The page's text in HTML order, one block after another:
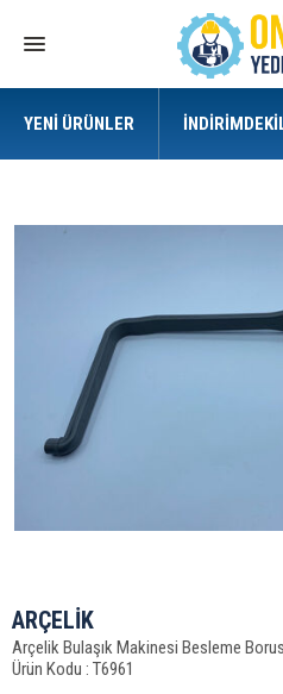
YENI ÜRÜNLER
ARÇELİK
Arçelik Bulaşık Makinesi Besleme
Ürün Kodu : T6961